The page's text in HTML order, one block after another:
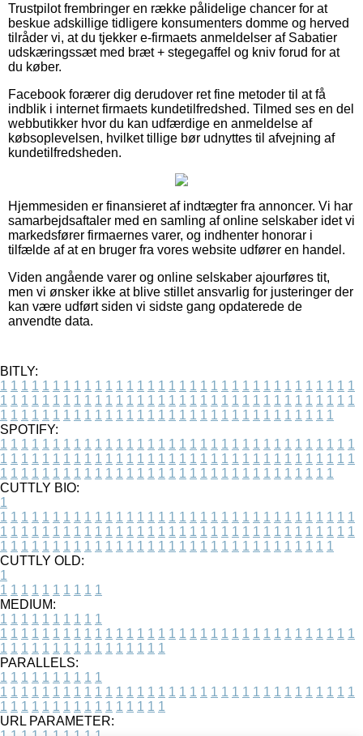
Trustpilot frembringer en række pålidelige chancer for at
beskue adskillige tidligere konsumenters domme og herved
tilråder vi, at du tjekker e-firmaets anmeldelser af Sabatier
udskæringssæt med bræt + stegegaffel og kniv forud for at
du køber.
Facebook forærer dig derudover ret fine metoder til at få
indblik i internet firmaets kundetilfredshed. Tilmed ses en del
webbutikker hvor du kan udfærdige en anmeldelse af
købsoplevelsen, hvilket tillige bør udnyttes til afvejning af
kundetilfredsheden.
Hjemmesiden er finansieret af indtægter fra annoncer. Vi har
samarbejdsaftaler med en samling af online selskaber idet vi
markedsfører firmaernes varer, og indhenter honorar i
tilfælde af at en bruger fra vores website udfører en handel.
Viden angående varer og online selskaber ajourføres tit,
men vi ønsker ikke at blive stillet ansvarlig for justeringer der
kan være udført siden vi sidste gang opdaterede de
anvendte data.
BITLY:
1 1 1 1 1 1 1 1 1 1 1 1 1 1 1 1 1 1 1 1 1 1 1 1 1 1 1 1 1 1 1 1 1 1
1 1 1 1 1 1 1 1 1 1 1 1 1 1 1 1 1 1 1 1 1 1 1 1 1 1 1 1 1 1 1 1 1 1
1 1 1 1 1 1 1 1 1 1 1 1 1 1 1 1 1 1 1 1 1 1 1 1 1 1 1 1 1 1 1 1
SPOTIFY:
1 1 1 1 1 1 1 1 1 1 1 1 1 1 1 1 1 1 1 1 1 1 1 1 1 1 1 1 1 1 1 1 1 1
1 1 1 1 1 1 1 1 1 1 1 1 1 1 1 1 1 1 1 1 1 1 1 1 1 1 1 1 1 1 1 1 1 1
1 1 1 1 1 1 1 1 1 1 1 1 1 1 1 1 1 1 1 1 1 1 1 1 1 1 1 1 1 1 1 1
CUTTLY BIO:
1
1 1 1 1 1 1 1 1 1 1 1 1 1 1 1 1 1 1 1 1 1 1 1 1 1 1 1 1 1 1 1 1 1 1
1 1 1 1 1 1 1 1 1 1 1 1 1 1 1 1 1 1 1 1 1 1 1 1 1 1 1 1 1 1 1 1 1 1
1 1 1 1 1 1 1 1 1 1 1 1 1 1 1 1 1 1 1 1 1 1 1 1 1 1 1 1 1 1 1 1
CUTTLY OLD:
1
1 1 1 1 1 1 1 1 1 1
MEDIUM:
1 1 1 1 1 1 1 1 1 1
1 1 1 1 1 1 1 1 1 1 1 1 1 1 1 1 1 1 1 1 1 1 1 1 1 1 1 1 1 1 1 1 1 1
1 1 1 1 1 1 1 1 1 1 1 1 1 1 1 1
PARALLELS:
1 1 1 1 1 1 1 1 1 1
1 1 1 1 1 1 1 1 1 1 1 1 1 1 1 1 1 1 1 1 1 1 1 1 1 1 1 1 1 1 1 1 1 1
1 1 1 1 1 1 1 1 1 1 1 1 1 1 1 1
URL PARAMETER: